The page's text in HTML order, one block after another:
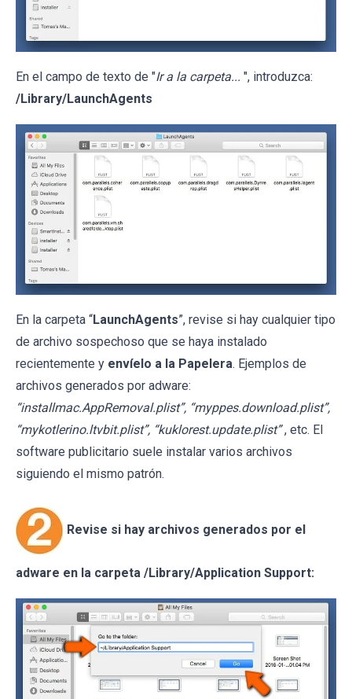
En el campo de texto de "Ir a la carpeta... ", introduzca:
/Library/LaunchAgents
En la carpeta “LaunchAgents”, revise si hay cualquier tipo
de archivo sospechoso que se haya instalado
recientemente y envíelo a la Papelera. Ejemplos de
archivos generados por adware:
“installmac.AppRemoval.plist”, “myppes.download.plist”,
“mykotlerino.ltvbit.plist”, “kuklorest.update.plist” , etc. El
software publicitario suele instalar varios archivos
siguiendo el mismo patrón.
Revise si hay archivos generados por el
adware en la carpeta /Library/Application Support: